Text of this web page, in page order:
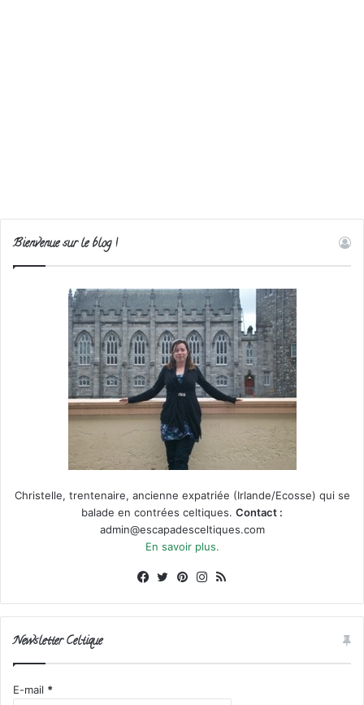
Bienvenue sur le blog !
Christelle, trentenaire, ancienne expatriée (Irlande/Ecosse) qui se
balade en contrées celtiques. Contact :
admin@escapadesceltiques.com
En savoir plus.
Facebook
X PinterestInstagram
Newsletter Celtique
E-mail *